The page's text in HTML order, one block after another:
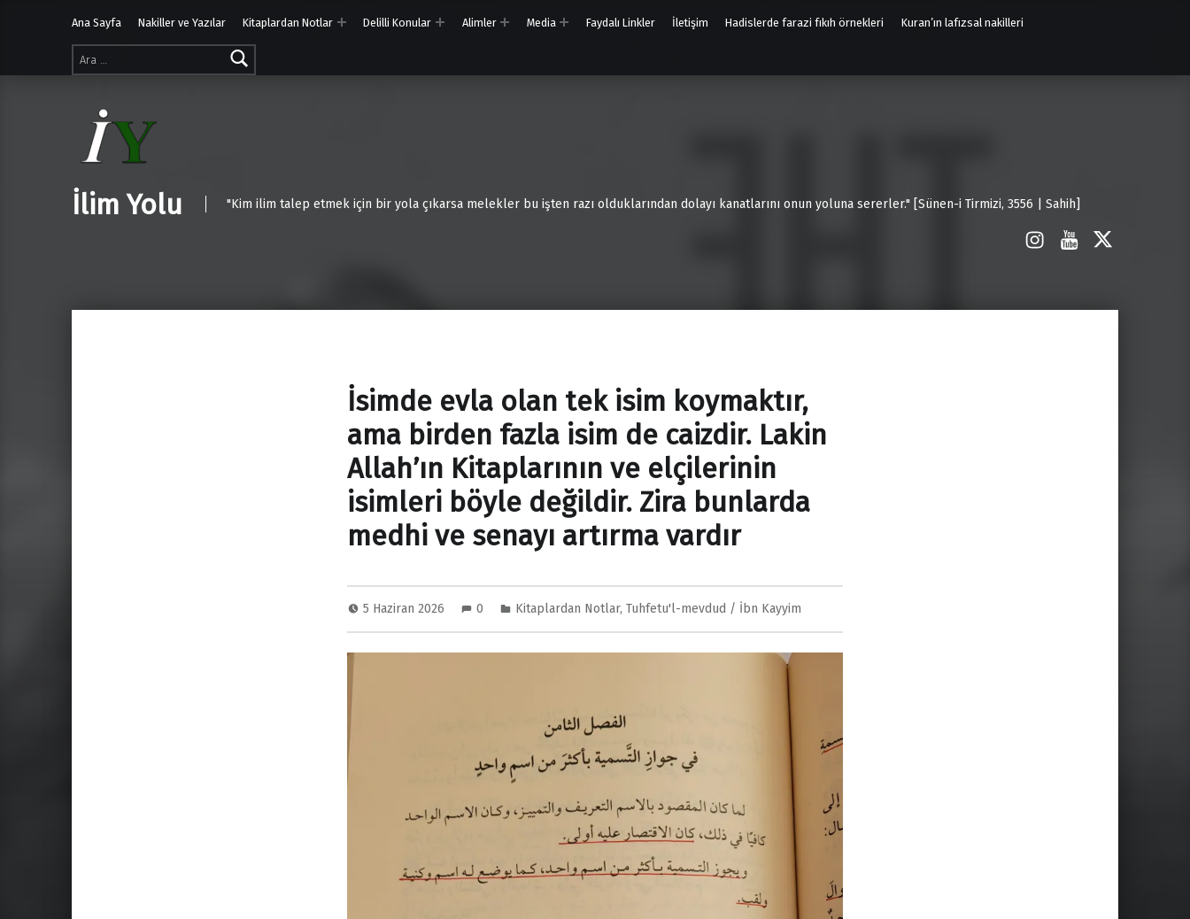
Arama:
Ana Sayfa Nakiller ve Yazılar Kitaplardan Notlar Delilli Konular Alimler Media Faydalı Linkler İletişim Hadislerde farazi fıkıh örnekleri Kuran’ın lafızsal nakilleri
İlim Yolu "Kim ilim talep etmek için bir yola çıkarsa melekler bu işten razı olduklarından dolayı kanatlarını onun yoluna sererler." [Sünen-i Tirmizi, 3556 | Sahih]
İnstagram
Youtube
İsimde evla olan tek isim koymaktır,
ama birden fazla isim de caizdir. Lakin
Allah’ın Kitaplarının ve elçilerinin
isimleri böyle değildir. Zira bunlarda
medhi ve senayı artırma vardır
5 Haziran 2026 0 Kitaplardan Notlar, Tuhfetu'l-mevdud / İbn Kayyim